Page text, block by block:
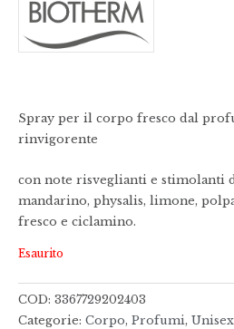
Spray per il corpo fresco dal
rinvigorente
con note risveglianti e stimolanti
mandarino, physalis, limone,
fresco e ciclamino.
Esaurito
COD: 3367729202403
Categorie: Corpo, Profumi, Unisex